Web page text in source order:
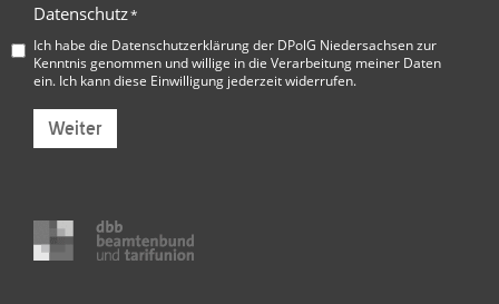
Datenschutz*
Ich habe die Datenschutzerklärung der DPolG Niedersachsenzur
Kenntnis genommen und willige in die Verarbeitung meiner Daten
ein. Ich kann diese Einwilligung jederzeit widerrufen.
Weiter